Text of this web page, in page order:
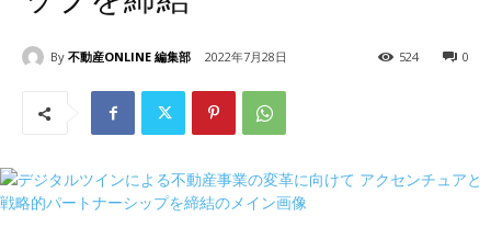
By 不動産ONLINE 編集部 2022年7月28日 0
524